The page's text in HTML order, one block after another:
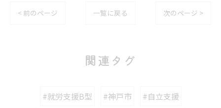
< 前のページ 一覧に戻る 次のページ >
関連タグ
#就労支援B型 #神戸市
#自立支援